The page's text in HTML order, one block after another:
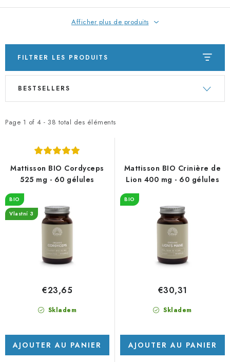
Afficher plus de produits
FILTRER LES PRODUITS
L
t
e
p
r
o
Page 1 of 4 - 38 total des éléments
T
d
p
o
d
u
BESTSELLERS
Mattisson BIO Cordyceps
525 mg - 60 gélules
BIO
Vlastní 3
Skladem
€23,65
AJOUTER AU PANIER
Mattisson BIO Crinière de
Lion 400 mg - 60 gélules
BIO
Skladem
€30,31
AJOUTER AU PANIER